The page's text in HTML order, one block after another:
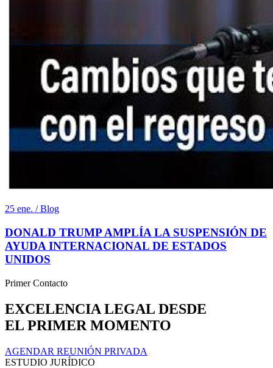
25 ene. / Blog
DONALD TRUMP AMPLÍA LA SUSPENSIÓN DE
AYUDA INTERNACIONAL DE ESTADOS
UNIDOS
Primer Contacto
EXCELENCIA LEGAL DESDE
EL PRIMER MOMENTO
AGENDAR REUNIÓN PRIVADA
ESTUDIO JURÍDICO